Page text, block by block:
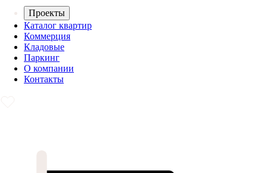
Проекты
Каталог квартир
Коммерция
Кладовые
Паркинг
О компании
Контакты